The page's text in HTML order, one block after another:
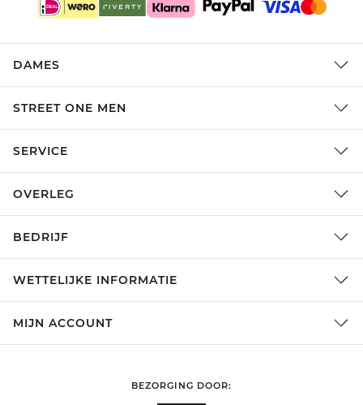
DAMES
STREET ONE MEN
SERVICE
OVERLEG
BEDRIJF
WETTELIJKE INFORMATIE
MIJN ACCOUNT
BEZORGING DOOR: